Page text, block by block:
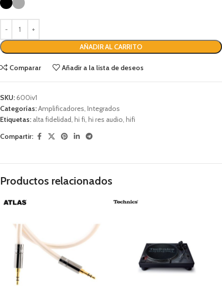
AÑADIR AL CARRITO
Comparar Añadir a la lista de deseos
SKU:600iv1
Categorías:Amplificadores, Integrados
Etiquetas: alta fidelidad, hi fi, hi res audio, hifi
Compartir:
Productos relacionados